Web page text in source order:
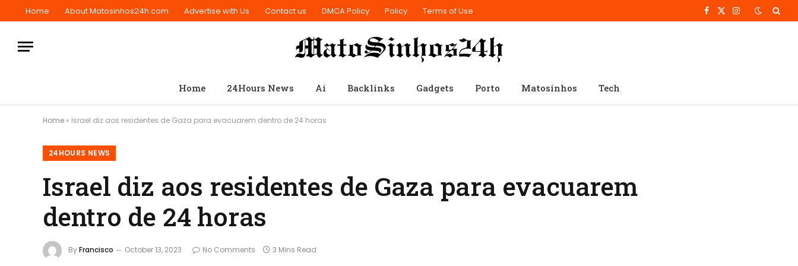
Home About Matosinhos24h.com Advertise with Us Contact us DMCA Policy Policy Terms of Use Facebook
X
Instagram
Home 24Hours News Ai Backlinks Gadgets Porto Matosinhos Tech
Home » Israel diz aos residentes de Gaza para evacuarem dentro de 24 horas
24HOURS NEWS
Israel diz aos residentes de Gaza para evacuarem
dentro de 24 horas
ByFrancisco October 13, 2023 No Comments 3 Mins Read